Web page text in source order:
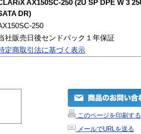
AX150SC-250 (2U SP DPE W 3
DR)
250
社販売日後センドバック１年保証
定商取引法に基づく表示
このページを印刷する
メールでURLを送る